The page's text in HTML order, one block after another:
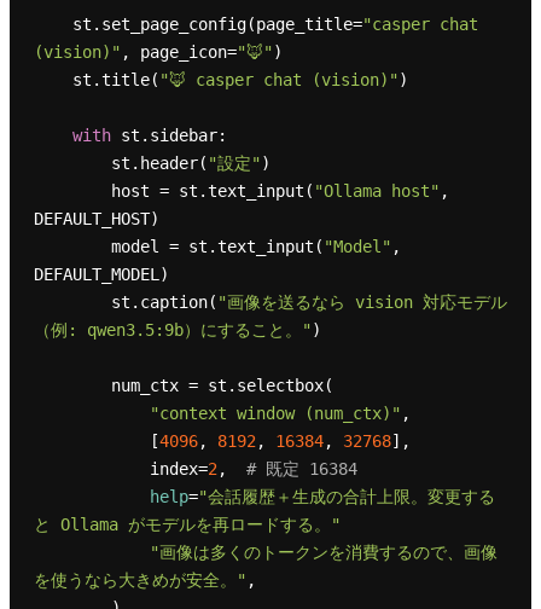
    st.set_page_config(page_title=
"casper chat
(vision)" , page_icon="🦊" )
    st.title(
"🦊 casper chat (vision)" )
with st.sidebar:
        st.header(
"設定" )
        host = st.text_input(
"Ollama host" ,
DEFAULT_HOST)
        model = st.text_input(
"Model" ,
DEFAULT_MODEL)
        st.caption(
"画像を送るなら vision 対応モデル
（例: qwen3.5:9b）にすること。" )
"context window (num_ctx)" ,
            [
4096, 8192 , 16384, 32768],
            index=
2 , # 既定 16384
help="会話履歴＋生成の合計上限。変更する
と Ollama がモデルを再ロードする。"
"画像は多くのトークンを消費するので、画像
を使うなら大きめが安全。" ,